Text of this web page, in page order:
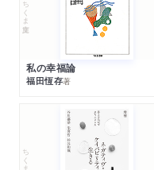
ちくま文庫
私の幸福論
福田恆存著
ちくま文庫